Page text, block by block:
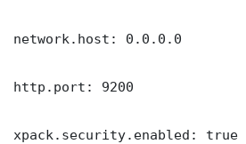
network.host: 0.0.0.0
http.port: 9200
xpack.security.enabled: true